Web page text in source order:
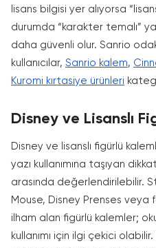
lisans bilgisi yer alıyorsa
durumda “karakter temalı”
daha güvenli olur. Sanrio
kullanıcılar, Sanrio kalem,
Kuromi kırtasiye ürünleri
Disney ve Lisanslı
Disney ve lisanslı figürlü
yazı kullanımına taşıyan
arasında değerlendirilebilir.
Mouse, Disney Prenses veya
ilham alan figürlü kalemler;
kullanımı için ilgi çekici